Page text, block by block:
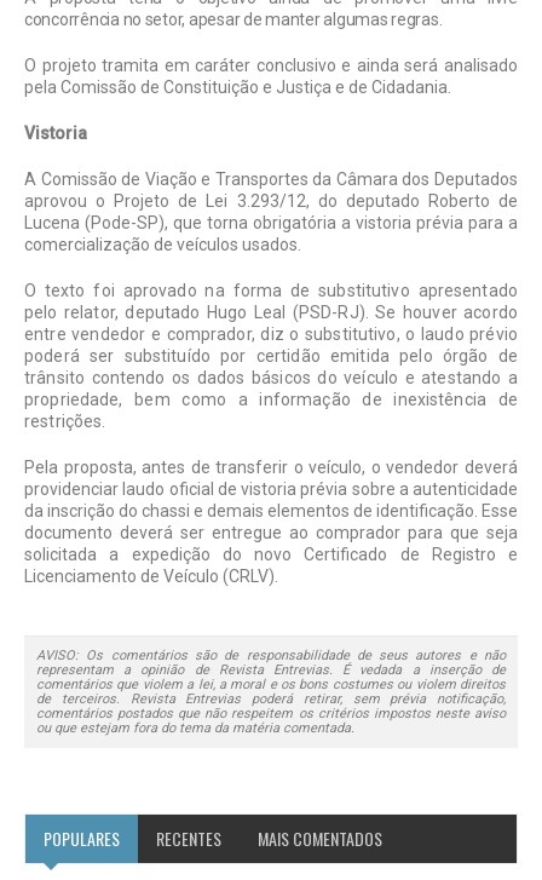
concorrência no setor, apesar de manter algumas regras.
O projeto tramita em caráter conclusivo e ainda será analisado
pela Comissão de Constituição e Justiça e de Cidadania.
Vistoria
A Comissão de Viação e Transportes da Câmara dos Deputados
aprovou o Projeto de Lei 3.293/12, do deputado Roberto de
Lucena (Pode-SP), que torna obrigatória a vistoria prévia para a
comercialização de veículos usados.
O texto foi aprovado na forma de substitutivo apresentado
pelo relator, deputado Hugo Leal (PSD-RJ). Se houver acordo
entre vendedor e comprador, diz o substitutivo, o laudo prévio
poderá ser substituído por certidão emitida pelo órgão de
trânsito contendo os dados básicos do veículo e atestando a
propriedade, bem como a informação de inexistência de
restrições.
Pela proposta, antes de transferir o veículo, o vendedor deverá
providenciar laudo oficial de vistoria prévia sobre a autenticidade
da inscrição do chassi e demais elementos de identificação. Esse
documento deverá ser entregue ao comprador para que seja
solicitada a expedição do novo Certificado de Registro e
Licenciamento de Veículo (CRLV).
AVISO: Os comentários são de responsabilidade de seus autores e não
representam a opinião de Revista Entrevias. É vedada a inserção de
comentários que violem a lei, a moral e os bons costumes ou violem direitos
de terceiros. Revista Entrevias poderá retirar, sem prévia notificação,
comentários postados que não respeitem os critérios impostos neste aviso
ou que estejam fora do tema da matéria comentada.
POPULARES RECENTES MAIS COMENTADOS